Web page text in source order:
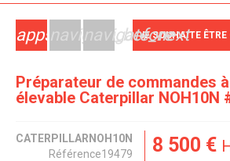
Préparateur de commandes
élevable Caterpillar NOH10N
appsnavigate_before
navigate_next
JE SOUHAITE
CATERPILLARNOH10N
Référence19479 8 500 €